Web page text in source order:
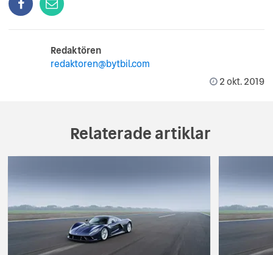
Redaktören
redaktoren@bytbil.com
2 okt. 2019
Relaterade artiklar